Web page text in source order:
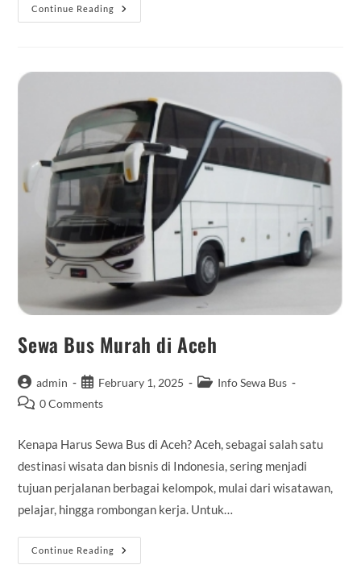
Continue Reading
Harga
Sewa
Sewa Bus Murah di Aceh
Post
author:
admin
Post
published:
February 1, 2025
PostInfo Sewa Bus
Post0 Comments
Kenapa Harus Sewa Bus di Aceh? Aceh, sebagai salah satu
destinasi wisata dan bisnis di Indonesia, sering menjadi
tujuan perjalanan berbagai kelompok, mulai dari wisatawan,
pelajar, hingga rombongan kerja. Untuk…
Continue Reading
Sewa
Bus